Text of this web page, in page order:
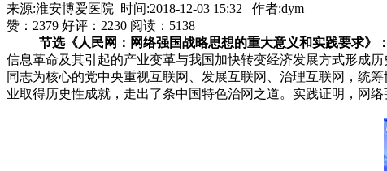
来源:淮安博爱医院 时间:2018-12-03 15:32 作者:dym
赞： 2379 好评： 2230 阅读： 5138
节选《人民网：网络强国战略思想的重大意义和实践要求》：
信息革命及其引起的产业变革与我国加快转变经济发展方式形成
同志为核心的党中央重视互联网、发展互联网、治理互联网，统
业取得历史性成就，走出了条中国特色治网之道。实践证明，网